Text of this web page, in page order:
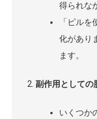
得られな
「ピル
化があり
ます。
副作用としての
いくつか